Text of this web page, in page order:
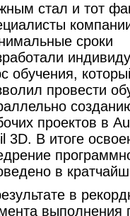
стал и тот
сроки
обучения,
провести
проектов в
3D. В итоге
в
в
выполнения